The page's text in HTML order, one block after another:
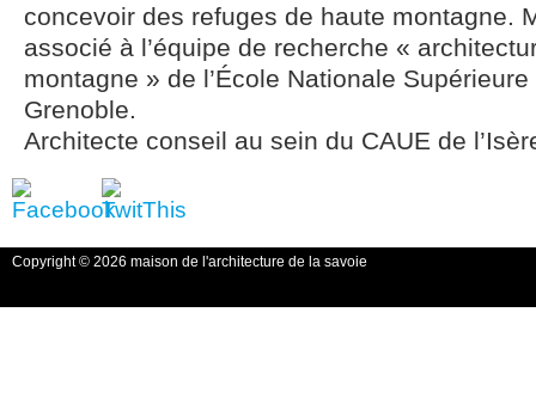
concevoir des refuges de haute montagne.
associé à l’équipe de recherche «
montagne » de l’École Nationale Supérieure
Grenoble.
Architecte conseil au sein du CAUE de
Copyright © 2026 maison de l'architecture de la savoie